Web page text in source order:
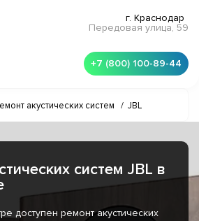
г. Краснодар
Передовая улица, 59
+7 (800) 100-89-44
акустических систем / JBL
систем JBL в
доступен ремонт акустических